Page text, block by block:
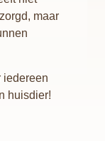
maar
iedereen
huisdier!